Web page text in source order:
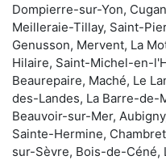
Dompierre-sur-Yon,
Meilleraie-Tillay, Saint-
Genusson, Mervent, La
Hilaire, Saint-Michel-en-
Beaurepaire, Maché, Le
des-Landes, La Barre-
Beauvoir-sur-Mer,
Sainte-Hermine,
sur-Sèvre, Bois-de-Céné,